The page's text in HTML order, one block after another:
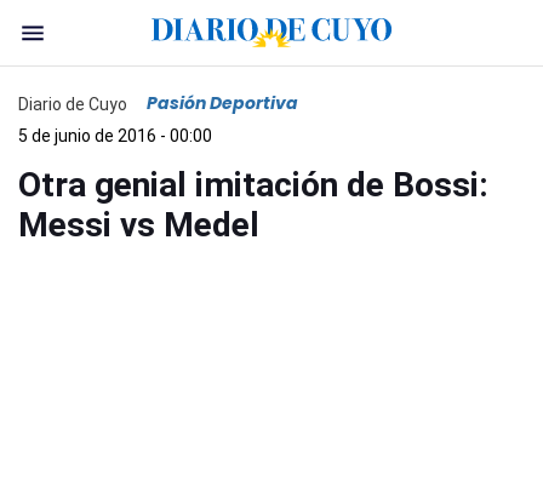
Diario de Cuyo Pasión Deportiva
5 de junio de 2016 - 00:00
Otra genial imitación de Bossi:
Messi vs Medel